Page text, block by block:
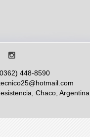
448-8590
Chaco, Argentina